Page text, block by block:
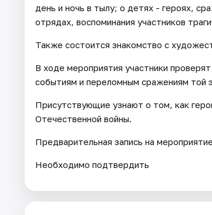
день и ночь в тылу; о детях - героях,
отрядах, воспоминания участников
Также состоится знакомство с
В ходе мероприятия участники
событиям и переломным сражениям той
Присутствующие узнают о том, как
Отечественной войны.
Предварительная запись на
Необходимо подтвердить